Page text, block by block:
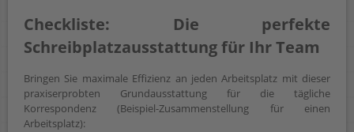
Checkliste: Die perfekte
Schreibplatzausstattung für Ihr Team
Bringen Sie maximale Effizienz an jeden Arbeitsplatz mit dieser
praxiserprobten Grundausstattung für die tägliche
Korrespondenz (Beispiel-Zusammenstellung für einen
Arbeitsplatz):